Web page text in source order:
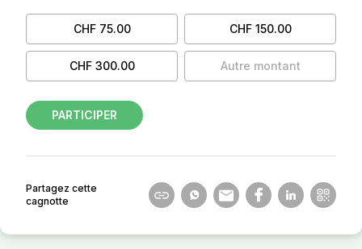
CHF 75.00 CHF 150.00
CHF 300.00 Autre montant
PARTICIPER
Partagez cette
cagnotte